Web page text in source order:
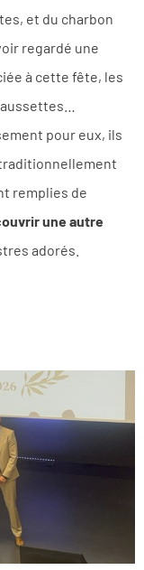
et du charbon
regardé une
à cette fête, les
pour eux, ils
remplies de
une autre
adorés.